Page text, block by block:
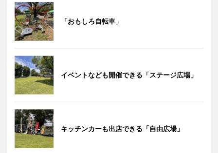
「おもしろ自転車」
イベントなども開催できる「ステージ広場」
キッチンカーも出店できる「自由広場」